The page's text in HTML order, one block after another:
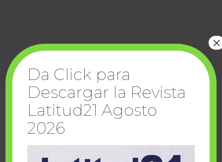
Da Click para
Descargar la Revista
Latitud21 Agosto
2026
×